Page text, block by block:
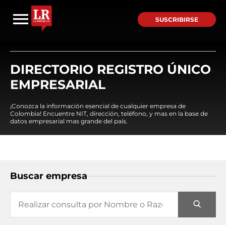
SUSCRIBIRSE
DIRECTORIO REGISTRO ÚNICO
EMPRESARIAL
¡Conozca la información esencial de cualquier empresa de
Colombia! Encuentre NIT, dirección, teléfono, y mas en la base de
datos empresarial mas grande del país.
Buscar empresa